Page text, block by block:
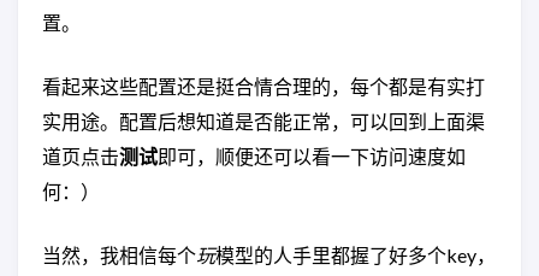
置。
看起来这些配置还是挺合情合理的，每个都是有实打
实用途。配置后想知道是否能正常，可以回到上面渠
道页点击测试即可，顺便还可以看一下访问速度如
何：）
当然，我相信每个玩模型的人手里都握了好多个key，